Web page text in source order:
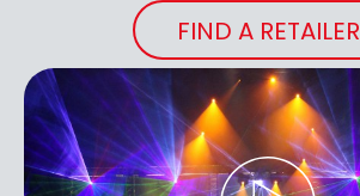
FIND A RETAILER